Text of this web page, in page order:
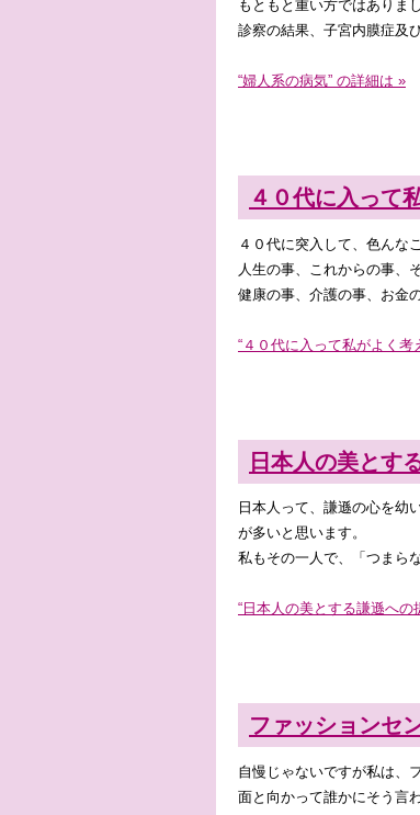
もともと重い方ではありま
診察の結果、子宮内膜症及
“婦人系の病気” の詳細は »
４０代に入って
４０代に突入して、色んな
人生の事、これからの事、
健康の事、介護の事、お金の
“４０代に入って私がよく考
日本人の美とす
日本人って、謙遜の心を幼
が多いと思います。
私もその一人で、「つまら
“日本人の美とする謙遜への
ファッションセ
自慢じゃないですが私は、
面と向かって誰かにそう言